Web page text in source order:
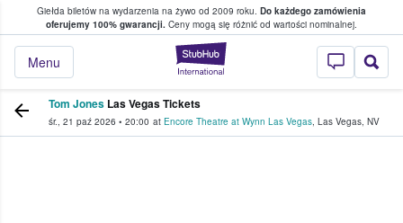
Giełda biletów na wydarzenia na żywo od 2009 roku. Do każdego zamówienia
oferujemy 100% gwarancji. Ceny mogą się różnić od wartości nominalnej.
StubHub —
Menu
w którym fani i kibice kupują i
Tom Jones Las Vegas Tickets
śr., 21 paź 2026 • 20:00 at Encore Theatre at Wynn Las Vegas, Las Vegas, NV